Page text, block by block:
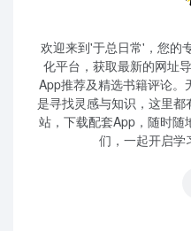
欢迎来到'于总日常'，您的
化平台，获取最新的网址
App推荐及精选书籍评论。
是寻找灵感与知识，这里
站，下载配套App，随时随
们，一起开启学